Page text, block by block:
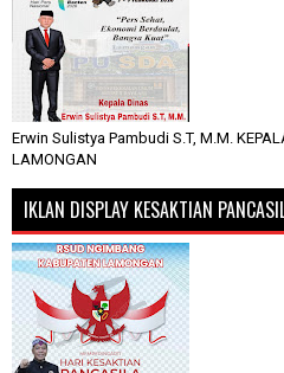
Erwin Sulistya Pambudi S.T, M.M.
LAMONGAN
IKLAN DISPLAY KESAKTIAN